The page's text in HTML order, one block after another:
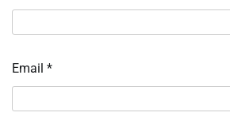
Email *